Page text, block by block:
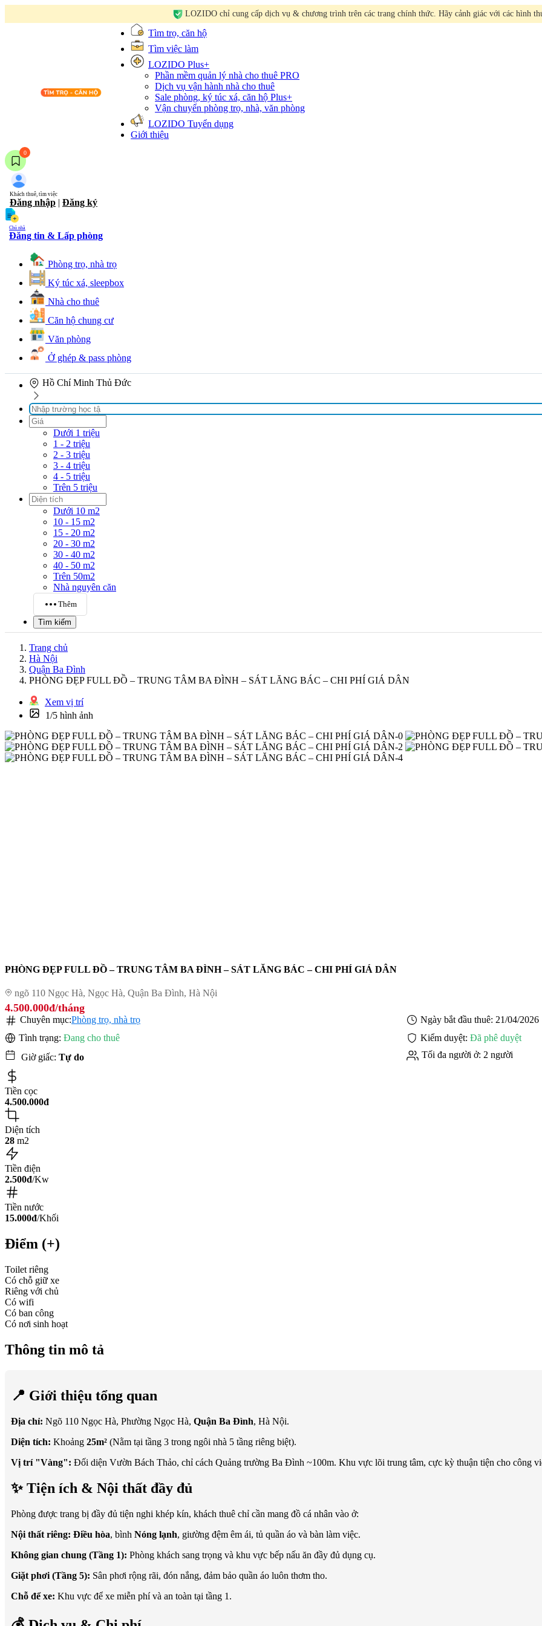
LOZIDO chỉ cung cấp dịch vụ & chương trình trên các trang chính thức. Hãy cảnh giác với các hình
Tìm trọ, căn hộ
Tìm việc làm
LOZIDO Plus+
Phần mềm quản lý nhà cho thuêPRO
Dịch vụ vận hành nhà cho thuê
Sale phòng, ký túc xá, căn hộPlus+
Vận chuyển phòng trọ, nhà, văn phòng
LOZIDO Tuyển dụng
Giới thiệu
0
Khách thuê, tìm việc
Đăng nhập | Đăng ký
Chủ nhà
Đăng tin & Lấp phòng
Phòng trọ, nhà trọ
Ký túc xá, sleepbox
Nhà cho thuê
Căn hộ chung cư
Văn phòng
Ở ghép & pass phòng
Hồ Chí Minh Thủ Đức
Dưới 1 triệu
1 - 2 triệu
2 - 3 triệu
3 - 4 triệu
4 - 5 triệu
Trên 5 triệu
Dưới 10 m2
10 - 15 m2
15 - 20 m2
20 - 30 m2
30 - 40 m2
40 - 50 m2
Trên 50m2
Nhà nguyên căn
Thêm
Tìm kiếm
Trang chủ
Hà Nội
Quận Ba Đình
PHÒNG ĐẸP FULL ĐỒ – TRUNG TÂM BA ĐÌNH – SÁT LĂNG BÁC – CHI PHÍ GIÁ DÂN
Xem vị trí
1/5 hình ảnh
PHÒNG ĐẸP FULL ĐỒ – TRUNG TÂM BA ĐÌNH – SÁT LĂNG BÁC – CHI PHÍ GIÁ DÂN
ngõ 110 Ngọc Hà, Ngọc Hà, Quận Ba Đình, Hà Nội
4.500.000đ/tháng
Chuyên mục:Phòng trọ, nhà trọ Ngày bắt đầu thuê: 21/04/2026
Tình trạng: Đang cho thuê Kiểm duyệt: Đã phê duyệt
Giờ giấc: Tự do Tối đa người ở: 2 người
Tiền cọc
4.500.000đ
Diện tích
28 m2
Tiền điện
2.500đ/Kw
Tiền nước
15.000đ/Khối
Điểm (+)
Toilet riêng
Có chỗ giữ xe
Riêng với chủ
Có wifi
Có ban công
Có nơi sinh hoạt
Thông tin mô tả
📍 Giới thiệu tổng quan
Địa chỉ: Ngõ 110 Ngọc Hà, Phường Ngọc Hà, Quận Ba Đình, Hà Nội.
Diện tích: Khoảng 25m² (Nằm tại tầng 3 trong ngôi nhà 5 tầng riêng biệt).
Vị trí "Vàng": Đối diện Vườn Bách Thảo, chỉ cách Quảng trường Ba Đình ~100m. Khu vực lõi trung tâm, cực kỳ thuận tiện cho công
✨ Tiện ích & Nội thất đầy đủ
Phòng được trang bị đầy đủ tiện nghi khép kín, khách thuê chỉ cần mang đồ cá nhân vào ở:
Nội thất riêng: Điều hòa, bình Nóng lạnh, giường đệm êm ái, tủ quần áo và bàn làm việc.
Không gian chung (Tầng 1): Phòng khách sang trọng và khu vực bếp nấu ăn đầy đủ dụng cụ.
Giặt phơi (Tầng 5): Sân phơi rộng rãi, đón nắng, đảm bảo quần áo luôn thơm tho.
Chỗ để xe: Khu vực để xe miễn phí và an toàn tại tầng 1.